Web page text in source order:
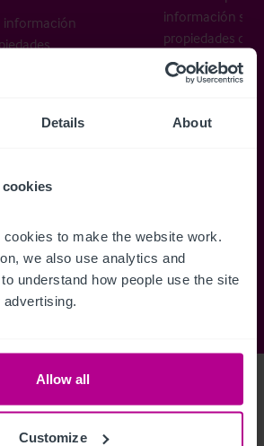
Details About
to make the website work.
we also use analytics and
understand how people use the site
Allow all
Customize
información
información
propiedades
cómo desea
ahora